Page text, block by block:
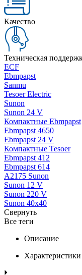
Качество
Техническая
ECF
Ebmpapst
Sanmu
Tesoer Electric
Sunon
Sunon 24 V
Компактные Ebmpapst
Ebmpapst 4650
Ebmpapst 24 V
Компактные Tesoer
Ebmpapst 412
Ebmpapst 614
A2175 Sunon
Sunon 12 V
Sunon 220 V
Sunon 40x40
Свернуть
Все теги
Описание
Характеристики